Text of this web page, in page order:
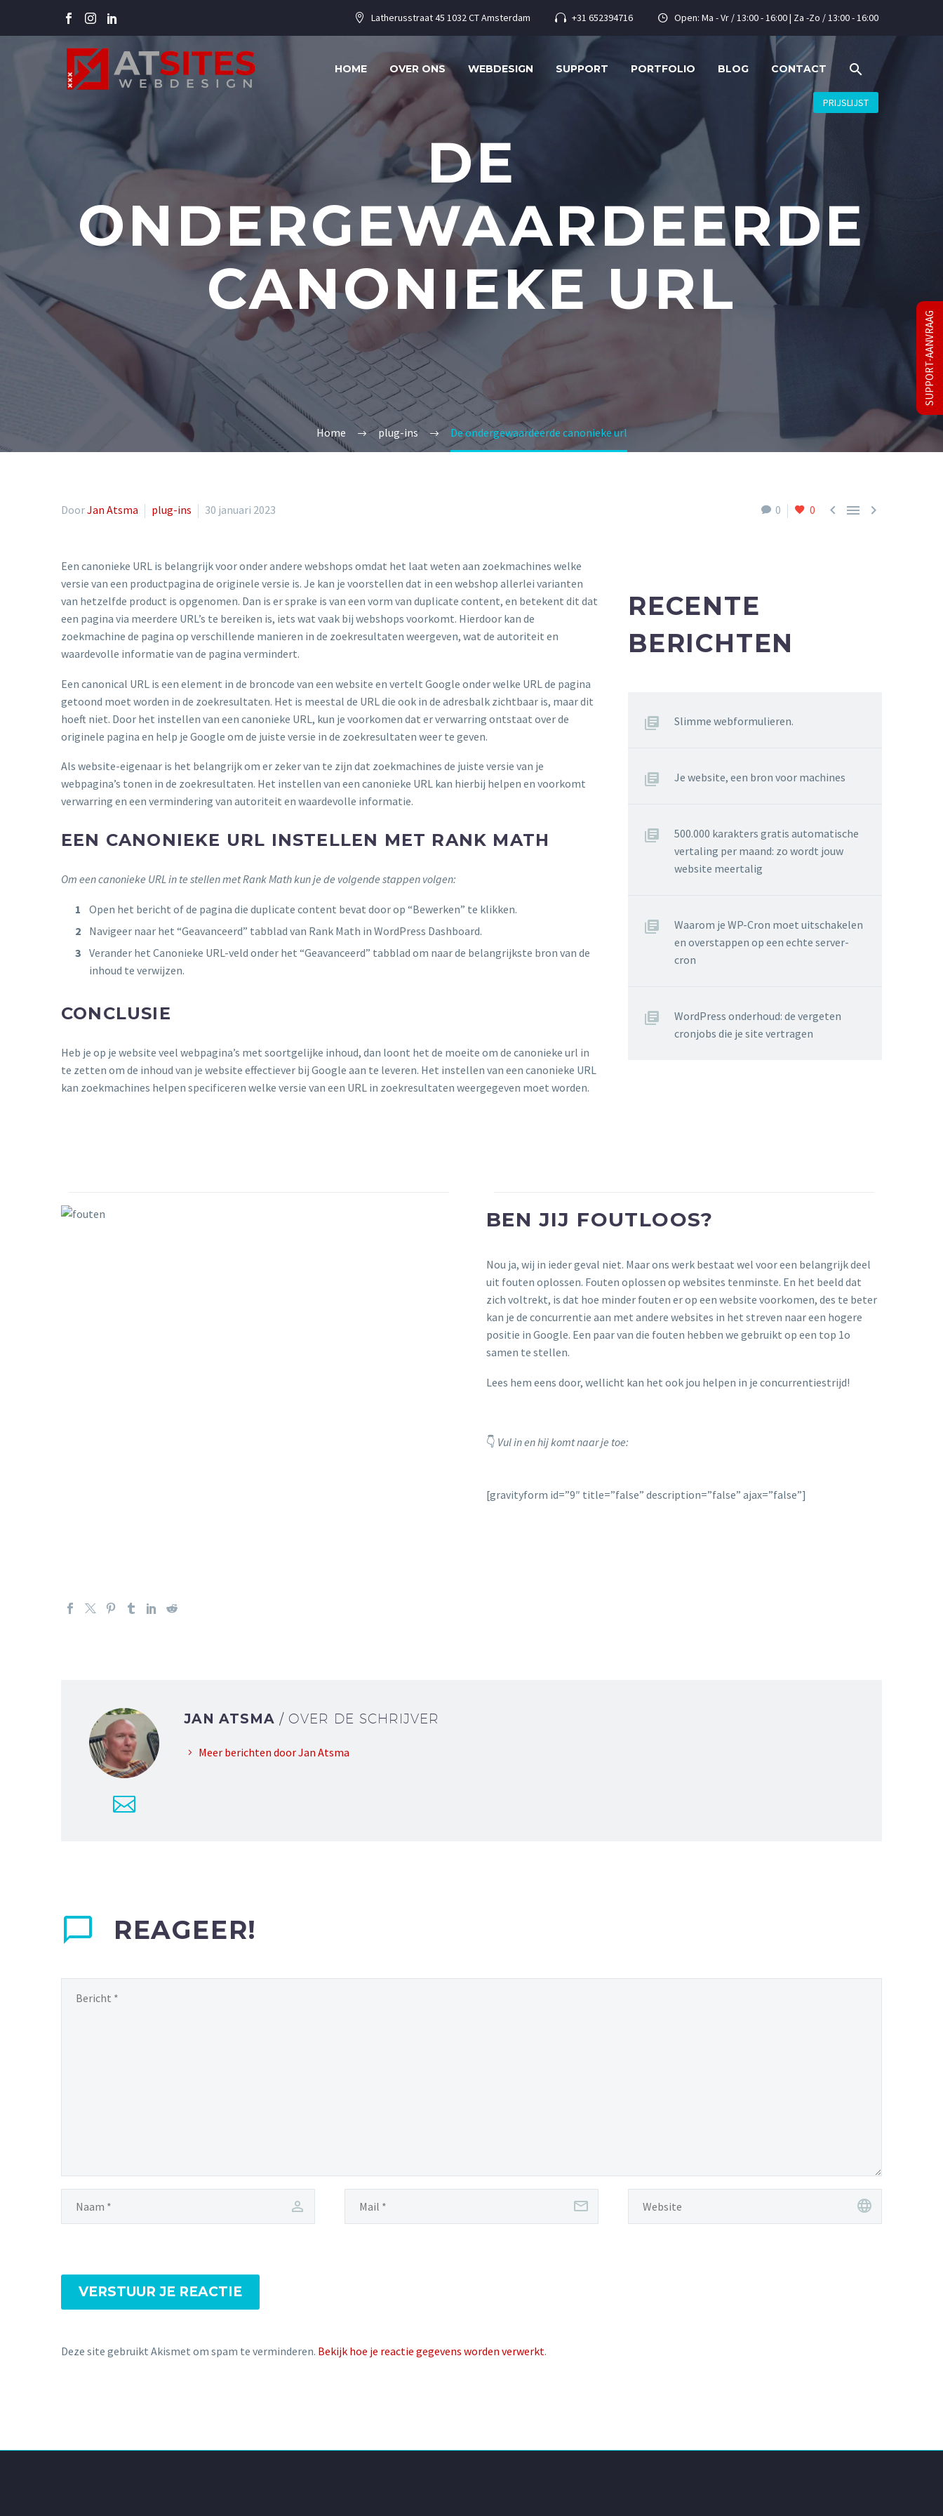

 Latherusstraat 45 1032 CT Amsterdam 
 +31 652394716 
 Open: Ma - Vr / 13:00 - 16:00 | Za -Zo / 13:00 - 16:00
HOME OVER ONS WEBDESIGN SUPPORT PORTFOLIO BLOG CONTACT
PRIJSLIJST
DE
ONDERGEWAARDEERDE
CANONIEKE URL
Home plug-ins De ondergewaardeerde canonieke url
0 0   
DoorJan Atsma plug-ins 30 januari 2023
Een canonieke URL is belangrijk voor onder andere webshops omdat het laat weten aan zoekmachines welke
versie van een productpagina de originele versie is. Je kan je voorstellen dat in een webshop allerlei varianten
van hetzelfde product is opgenomen. Dan is er sprake is van een vorm van duplicate content, en betekent dit dat
een pagina via meerdere URL’s te bereiken is, iets wat vaak bij webshops voorkomt. Hierdoor kan de
zoekmachine de pagina op verschillende manieren in de zoekresultaten weergeven, wat de autoriteit en
waardevolle informatie van de pagina vermindert.
Een canonical URL is een element in de broncode van een website en vertelt Google onder welke URL de pagina
getoond moet worden in de zoekresultaten. Het is meestal de URL die ook in de adresbalk zichtbaar is, maar dit
hoeft niet. Door het instellen van een canonieke URL, kun je voorkomen dat er verwarring ontstaat over de
originele pagina en help je Google om de juiste versie in de zoekresultaten weer te geven.
Als website-eigenaar is het belangrijk om er zeker van te zijn dat zoekmachines de juiste versie van je
webpagina’s tonen in de zoekresultaten. Het instellen van een canonieke URL kan hierbij helpen en voorkomt
verwarring en een vermindering van autoriteit en waardevolle informatie.
EEN CANONIEKE URL INSTELLEN MET RANK MATH
Om een canonieke URL in te stellen met Rank Math kun je de volgende stappen volgen:
Open het bericht of de pagina die duplicate content bevat door op “Bewerken” te klikken.
Navigeer naar het “Geavanceerd” tabblad van Rank Math in WordPress Dashboard.
Verander het Canonieke URL-veld onder het “Geavanceerd” tabblad om naar de belangrijkste bron van de
inhoud te verwijzen.
CONCLUSIE
Heb je op je website veel webpagina’s met soortgelijke inhoud, dan loont het de moeite om de canonieke url in
te zetten om de inhoud van je website effectiever bij Google aan te leveren. Het instellen van een canonieke URL
kan zoekmachines helpen specificeren welke versie van een URL in zoekresultaten weergegeven moet worden.
RECENTE
BERICHTEN
Slimme webformulieren.
Je website, een bron voor machines
500.000 karakters gratis automatische
vertaling per maand: zo wordt jouw
website meertalig
Waarom je WP-Cron moet uitschakelen
en overstappen op een echte server-
cron
WordPress onderhoud: de vergeten
cronjobs die je site vertragen
BEN JIJ FOUTLOOS?
Nou ja, wij in ieder geval niet. Maar ons werk bestaat wel voor een belangrijk deel
uit fouten oplossen. Fouten oplossen op websites tenminste. En het beeld dat
zich voltrekt, is dat hoe minder fouten er op een website voorkomen, des te beter
kan je de concurrentie aan met andere websites in het streven naar een hogere
positie in Google. Een paar van die fouten hebben we gebruikt op een top 1o
samen te stellen.
Lees hem eens door, wellicht kan het ook jou helpen in je concurrentiestrijd!
👇 Vul in en hij komt naar je toe:
[gravityform id=”9″ title=”false” description=”false” ajax=”false”]
JAN ATSMA / OVER DE SCHRIJVER
Meer berichten door Jan Atsma
REAGEER!
VERSTUUR JE REACTIE
Deze site gebruikt Akismet om spam te verminderen. Bekijk hoe je reactie gegevens worden verwerkt.
SUPPORT-AANVRAAG